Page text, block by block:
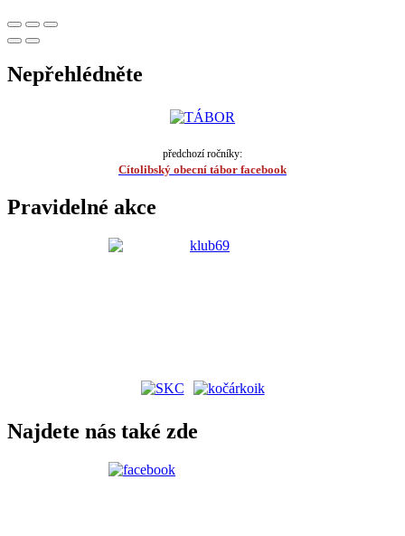
Nepřehlédněte
předchozí ročníky:
Cítolibský obecní tábor facebook
Pravidelné akce
Najdete nás také zde